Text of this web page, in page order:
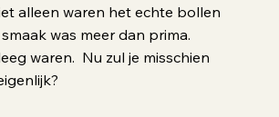
alleen waren het echte bollen
was meer dan prima.
waren. Nu zul je misschien